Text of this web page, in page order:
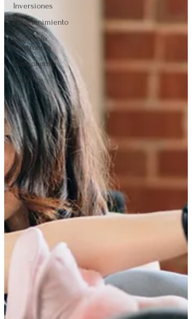
Inversiones
Entretenimiento
Comercio
Electrónico
Gastronomía
Turismo